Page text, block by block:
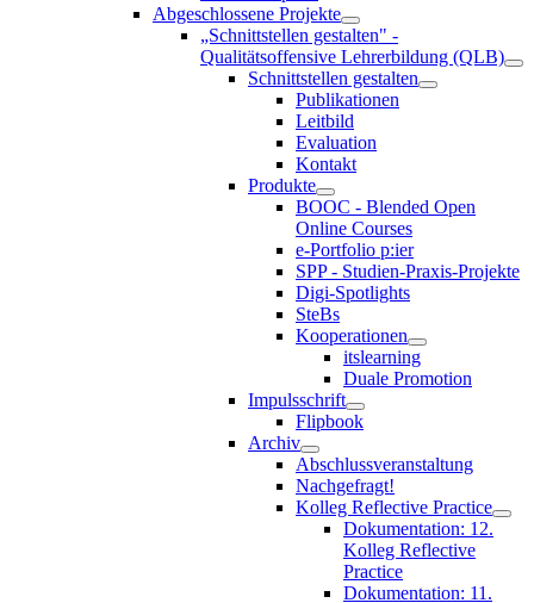
Abgeschlossene Projekte
„Schnittstellen gestalten" -
Qualitätsoffensive Lehrerbildung (QLB)
Schnittstellen gestalten
Publikationen
Leitbild
Evaluation
Kontakt
Produkte
BOOC - Blended Open
Online Courses
e-Portfolio p:ier
SPP - Studien-Praxis-Projekte
Digi-Spotlights
SteBs
Kooperationen
itslearning
Duale Promotion
Impulsschrift
Flipbook
Archiv
Abschlussveranstaltung
Nachgefragt!
Kolleg Reflective Practice
Dokumentation: 12.
Kolleg Reflective
Practice
Dokumentation: 11.